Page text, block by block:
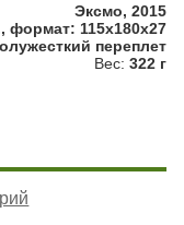
Эксмо, 2015
формат: 115x180x27
переплет
Вес: 322 г